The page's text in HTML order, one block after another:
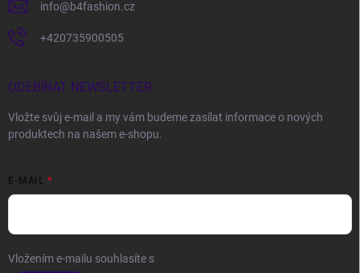
info@b4fashion.cz
+420735900505
ODEBÍRAT NEWSLETTER
Vložte svůj e-mail a my vám budeme zasílat informace o nových
produktech na našem e-shopu.
E-MAIL
Vložením e-mailu souhlasíte s